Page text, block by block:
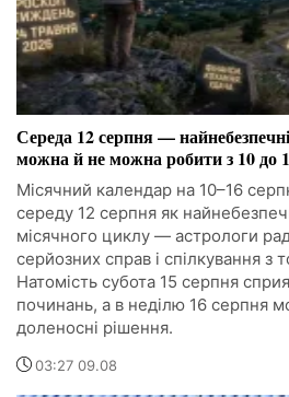
Середа 12 серпня —
можна й не можна робити з 10 до
Місячний календар на 10–16
середу 12 серпня як
місячного циклу — астрологи
серйозних справ і спілкування
Натомість субота 15 серпня
починань, а в неділю 16 серпня
доленосні рішення.
03:27 09.08